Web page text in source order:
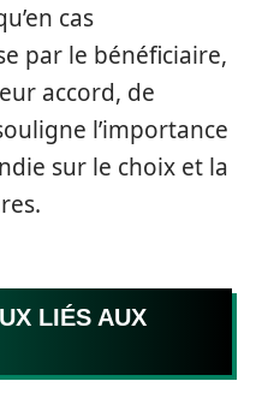
cas
par le bénéficiaire,
accord, de
l’importance
sur le choix et la
LIÉS AUX